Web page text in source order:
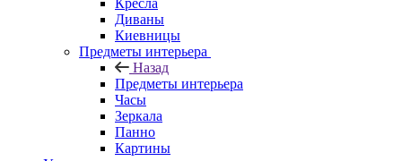
Кресла
Диваны
Киевницы
Предметы интерьера
Назад
Предметы интерьера
Часы
Зеркала
Панно
Картины